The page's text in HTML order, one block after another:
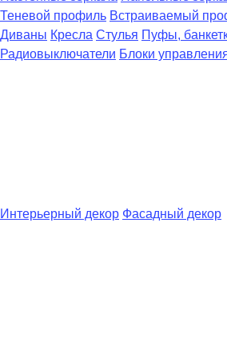
Теневой профиль Встраиваемый
Диваны Кресла Стулья Пуфы,
Радиовыключатели Блоки
Интерьерный декор Фасадный декор